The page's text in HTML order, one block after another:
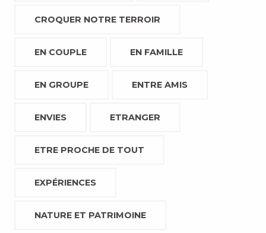
CROQUER NOTRE TERROIR
EN COUPLE EN FAMILLE
EN GROUPE ENTRE AMIS
ENVIES ETRANGER
ETRE PROCHE DE TOUT
EXPÉRIENCES
NATURE ET PATRIMOINE